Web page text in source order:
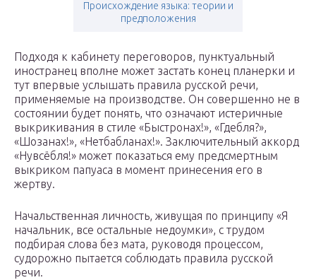
Происхождение языка: теории и
предположения
Подходя к кабинету переговоров, пунктуальный
иностранец вполне может застать конец планерки и
тут впервые услышать правила русской речи,
применяемые на производстве. Он совершенно не в
состоянии будет понять, что означают истеричные
выкрикивания в стиле «Быстронах!», «Гдебля?»,
«Шозанах!», «Нетбабланах!». Заключительный аккорд
«Нувсёбля!» может показаться ему предсмертным
выкриком папуаса в момент принесения его в
жертву.
Начальственная личность, живущая по принципу «Я
начальник, все остальные недоумки», с трудом
подбирая слова без мата, руководя процессом,
судорожно пытается соблюдать правила русской
речи.